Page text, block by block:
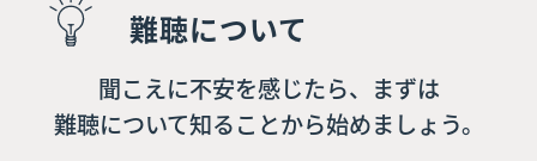
難聴について
聞こえに不安を感じたら、まずは
難聴について知ることから始めましょう。